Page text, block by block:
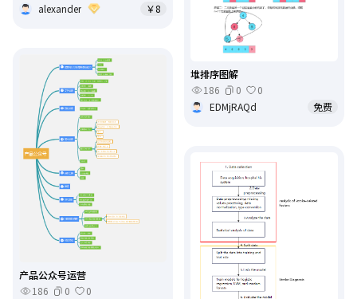
堆排序图解
186
0
0
EDMjRAQd
免费
alexander
￥8
产品公众号运营
186
0
0